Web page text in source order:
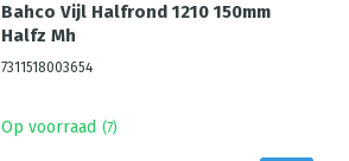
Bahco Vijl Halfrond 1210 150mm
Halfz Mh
7311518003654
Op voorraad (7)